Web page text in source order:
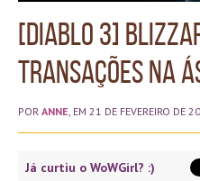
[Diablo 3]
transações na
POR ANNE , EM 21 DE FEVEREIRO DE
Já curtiu o WoWGirl? :)